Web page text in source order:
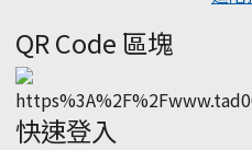
QR Code 區塊
快速登入